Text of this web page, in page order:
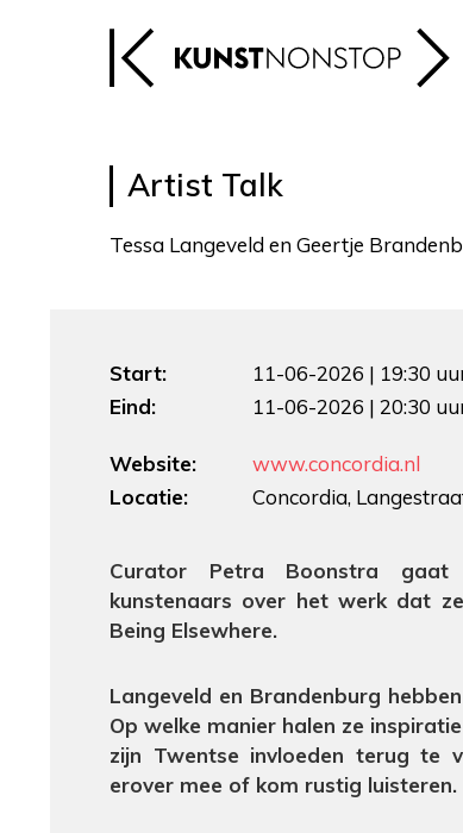
Artist Talk
Tessa Langeveld en Geertje
Start:
11-06-2026 | 19:30
Eind:
11-06-2026 | 20:30
Website:
www.concordia.nl
Locatie:
Concordia,
Curator Petra Boonstra
kunstenaars over het werk dat
Being Elsewhere.
Langeveld en Brandenburg
Op welke manier halen ze
zijn Twentse invloeden terug te
erover mee of kom rustig luisteren.